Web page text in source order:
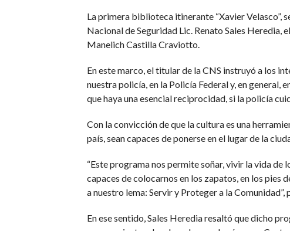
La primera biblioteca itinerante “Xavier Velasco”,
Nacional de Seguridad Lic. Renato Sales
Manelich Castilla Craviotto.
En este marco, el titular de la CNS instruyó a los
nuestra policía, en la Policía Federal y, en general,
que haya una esencial reciprocidad, si la policía
Con la convicción de que la cultura es una
país, sean capaces de ponerse en el lugar de la
“Este programa nos permite soñar, vivir la vida de
capaces de colocarnos en los zapatos, en los pies
a nuestro lema: Servir y Proteger a la Comunidad”,
En ese sentido, Sales Heredia resaltó que dicho